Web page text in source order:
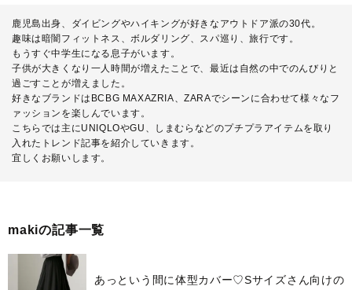
鹿児島出身、ダイビングやハイキングが好きなアウトドア派の30代。
趣味は暗闇フィットネス、ボルダリング、スパ巡り、旅行です。
もうすぐ中学生になる息子がいます。
子供が大きくなり一人時間が増えたことで、最近は自然の中でのんびりと
過ごすことが増えました。
好きなブランドはBCBG MAXAZRIA、ZARAでシーンに合わせて様々なフ
ァッションを楽しんでいます。
こちらでは主にUNIQLOやGU、しまむらなどのプチプラアイテムを取り
入れたトレンド記事を紹介していきます。
宜しくお願いします。
makiの記事一覧
あっという間に体型カバー♡Sサイズさん向けの